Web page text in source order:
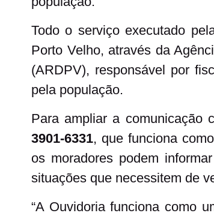
Todo o serviço executado
Porto Velho, através da
(ARDPV), responsável por
pela população.
Para ampliar a comunicação
3901-6331, que funciona
os moradores podem
situações que necessitem de
“A Ouvidoria funciona como